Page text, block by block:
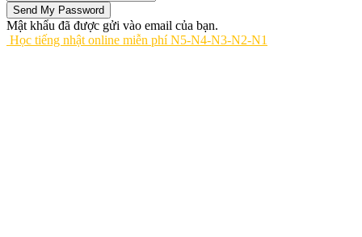
Mật khẩu đã được gửi vào email của bạn.
Học tiếng nhật online miễn phí N5-N4-N3-N2-N1